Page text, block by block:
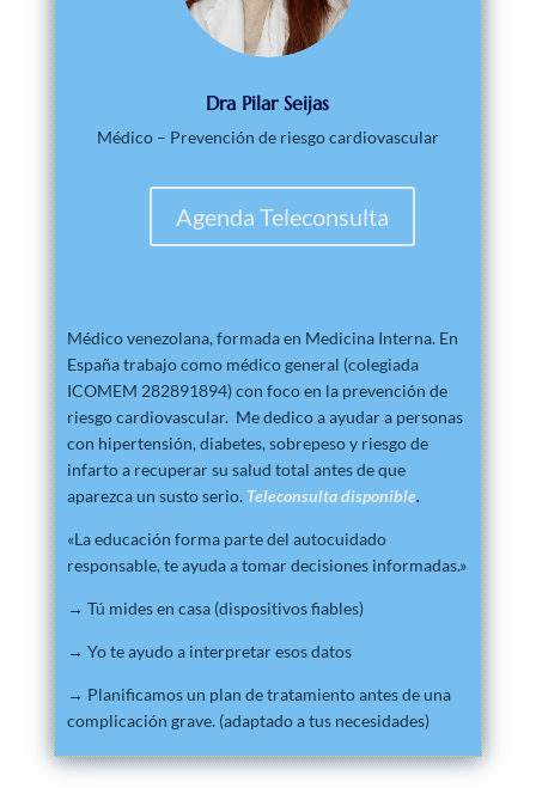
Dra Pilar Seijas
Médico – Prevención de riesgo cardiovascular
Agenda Teleconsulta
Médico venezolana, formada en Medicina Interna. En
España trabajo como médico general (colegiada
ICOMEM 282891894) con foco en la prevención de
riesgo cardiovascular. Me dedico a ayudar a personas
con hipertensión, diabetes, sobrepeso y riesgo de
infarto a recuperar su salud total antes de que
aparezca un susto serio. Teleconsulta disponible.
«La educación forma parte del autocuidado
responsable, te ayuda a tomar decisiones informadas.»
→ Tú mides en casa (dispositivos fiables)
→ Yo te ayudo a interpretar esos datos
→ Planificamos un plan de tratamiento antes de una
complicación grave. (adaptado a tus necesidades)